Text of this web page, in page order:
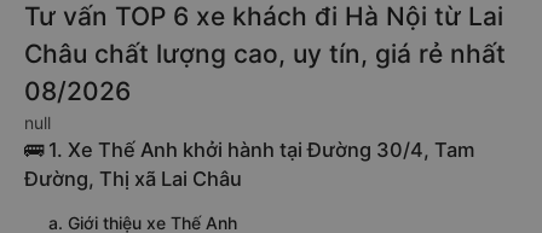
Tư vấn TOP 6 xe khách đi Hà Nội từ Lai
Châu chất lượng cao, uy tín, giá rẻ nhất
08/2026
null
🚌 1. Xe Thế Anh khởi hành tại Đường 30/4, Tam
Đường, Thị xã Lai Châu
a. Giới thiệu xe Thế Anh